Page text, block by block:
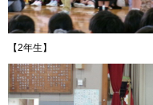
【2年生】